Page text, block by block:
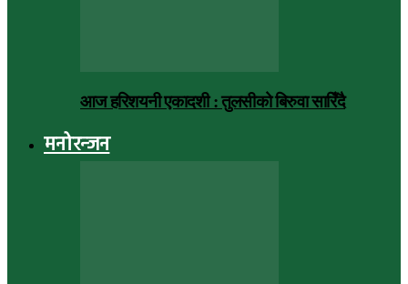
आज हरिशयनी एकादशी : तुलसीको बिरुवा सारिँदै
मनोरन्जन